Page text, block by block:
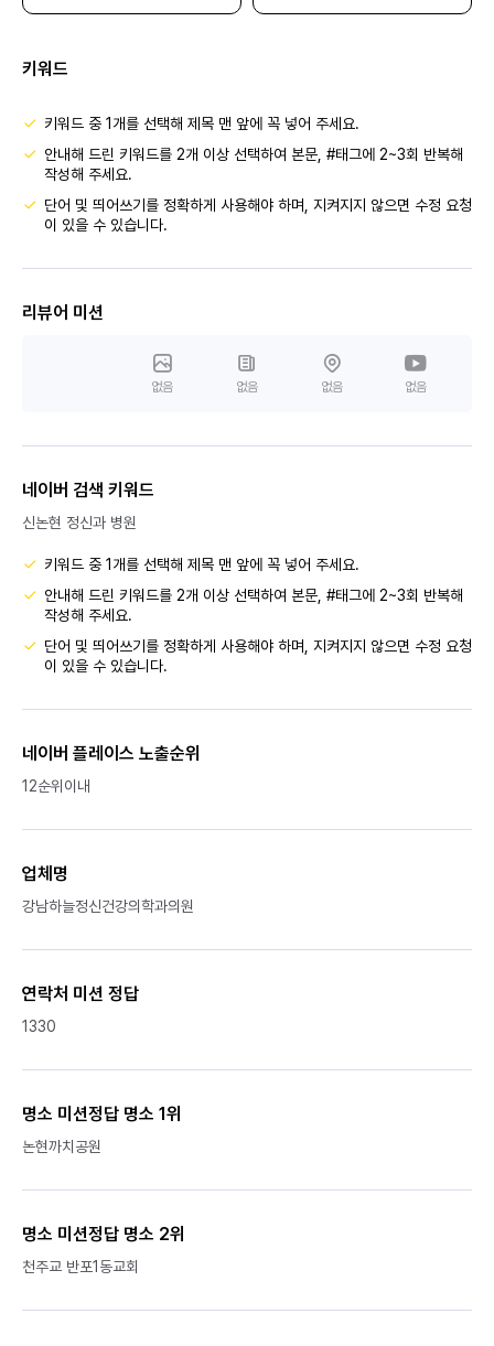
키워드
키워드 중 1개를 선택해 제목 맨 앞에 꼭 넣어 주세요.
안내해 드린 키워드를 2개 이상 선택하여 본문, #태그에 2~3회 반복해
작성해 주세요.
단어 및 띄어쓰기를 정확하게 사용해야 하며, 지켜지지 않으면 수정 요청
이 있을 수 있습니다.
리뷰어 미션
없음 없음 없음 없음
네이버 검색 키워드
신논현 정신과 병원
키워드 중 1개를 선택해 제목 맨 앞에 꼭 넣어 주세요.
안내해 드린 키워드를 2개 이상 선택하여 본문, #태그에 2~3회 반복해
작성해 주세요.
단어 및 띄어쓰기를 정확하게 사용해야 하며, 지켜지지 않으면 수정 요청
이 있을 수 있습니다.
네이버 플레이스 노출순위
12순위이내
업체명
강남하늘정신건강의학과의원
연락처 미션 정답
1330
명소 미션정답 명소 1위
논현까치공원
명소 미션정답 명소 2위
천주교 반포1동교회